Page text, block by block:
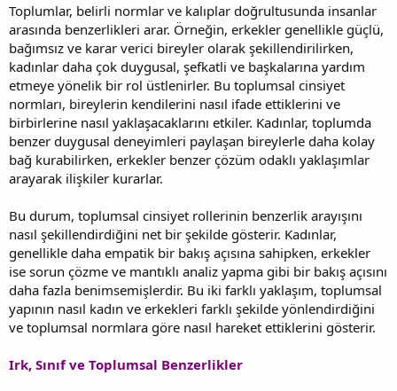
Toplumlar, belirli normlar ve kalıplar doğrultusunda insanlar
arasında benzerlikleri arar. Örneğin, erkekler genellikle güçlü,
bağımsız ve karar verici bireyler olarak şekillendirilirken,
kadınlar daha çok duygusal, şefkatli ve başkalarına yardım
etmeye yönelik bir rol üstlenirler. Bu toplumsal cinsiyet
normları, bireylerin kendilerini nasıl ifade ettiklerini ve
birbirlerine nasıl yaklaşacaklarını etkiler. Kadınlar, toplumda
benzer duygusal deneyimleri paylaşan bireylerle daha kolay
bağ kurabilirken, erkekler benzer çözüm odaklı yaklaşımlar
arayarak ilişkiler kurarlar.
Bu durum, toplumsal cinsiyet rollerinin benzerlik arayışını
nasıl şekillendirdiğini net bir şekilde gösterir. Kadınlar,
genellikle daha empatik bir bakış açısına sahipken, erkekler
ise sorun çözme ve mantıklı analiz yapma gibi bir bakış açısını
daha fazla benimsemişlerdir. Bu iki farklı yaklaşım, toplumsal
yapının nasıl kadın ve erkekleri farklı şekilde yönlendirdiğini
ve toplumsal normlara göre nasıl hareket ettiklerini gösterir.
Irk, Sınıf ve Toplumsal Benzerlikler